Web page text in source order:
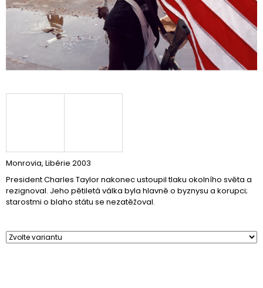
Monrovia, Libérie 2003
President Charles Taylor nakonec ustoupil tlaku okolního světa a
rezignoval. Jeho pětiletá válka byla hlavně o byznysu a korupci;
starostmi o blaho státu se nezatěžoval.
A
T
?
D
O
P
R
U